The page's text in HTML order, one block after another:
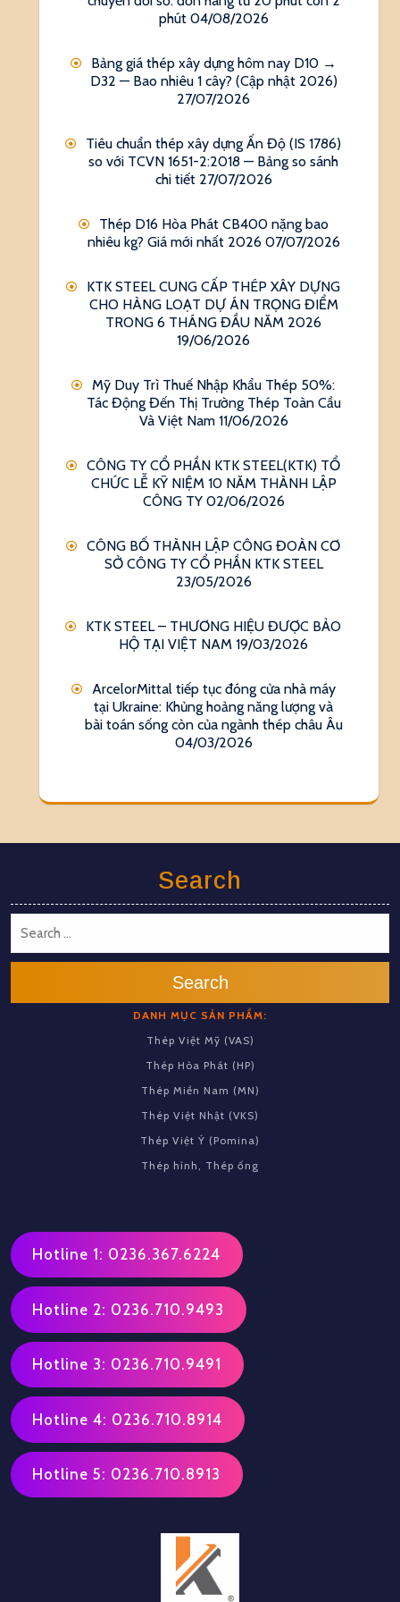
phút 04/08/2026
Bảng giá thép xây dựng hôm nay D10 →
D32 — Bao nhiêu 1 cây? (Cập nhật 2026)
27/07/2026
Tiêu chuẩn thép xây dựng Ấn Độ (IS 1786)
so với TCVN 1651-2:2018 — Bảng so sánh
chi tiết 27/07/2026
Thép D16 Hòa Phát CB400 nặng bao
nhiêu kg? Giá mới nhất 2026 07/07/2026
KTK STEEL CUNG CẤP THÉP XÂY DỰNG
CHO HÀNG LOẠT DỰ ÁN TRỌNG ĐIỂM
TRONG 6 THÁNG ĐẦU NĂM 2026
19/06/2026
Mỹ Duy Trì Thuế Nhập Khẩu Thép 50%:
Tác Động Đến Thị Trường Thép Toàn Cầu
Và Việt Nam 11/06/2026
CÔNG TY CỔ PHẦN KTK STEEL(KTK) TỔ
CHỨC LỄ KỸ NIỆM 10 NĂM THÀNH LẬP
CÔNG TY 02/06/2026
CÔNG BỐ THÀNH LẬP CÔNG ĐOÀN CƠ
SỞ CÔNG TY CỔ PHẦN KTK STEEL
23/05/2026
KTK STEEL – THƯƠNG HIỆU ĐƯỢC BẢO
HỘ TẠI VIỆT NAM 19/03/2026
ArcelorMittal tiếp tục đóng cửa nhà máy
tại Ukraine: Khủng hoảng năng lượng và
bài toán sống còn của ngành thép châu Âu
04/03/2026
Search
Search
DANH MỤC SẢN PHẨM:
Thép Việt Mỹ (VAS)
Thép Hòa Phát (HP)
Thép Miền Nam (MN)
Thép Việt Nhật (VKS)
Thép Việt Ý (Pomina)
Thép hình, Thép ống
Hotline 1: 0236.367.6224
Hotline 2: 0236.710.9493
Hotline 3: 0236.710.9491
Hotline 4: 0236.710.8914
Hotline 5: 0236.710.8913